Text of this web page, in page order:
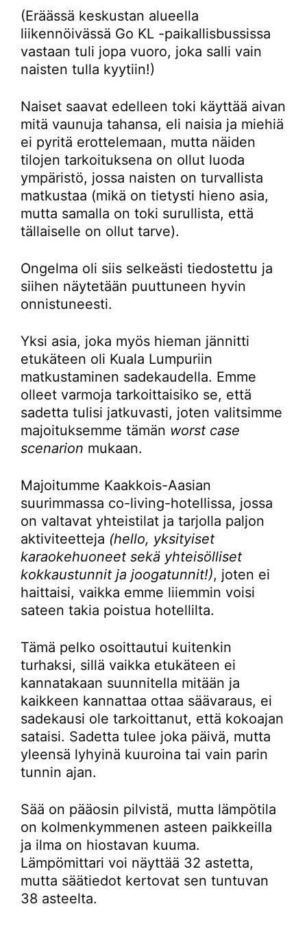
(Eräässä keskustan alueella
liikennöivässä Go KL -paikallisbussissa
vastaan tuli jopa vuoro, joka salli vain
naisten tulla kyytiin!)
Naiset saavat edelleen toki käyttää aivan
mitä vaunuja tahansa, eli naisia ja miehiä
ei pyritä erottelemaan, mutta näiden
tilojen tarkoituksena on ollut luoda
ympäristö, jossa naisten on turvallista
matkustaa (mikä on tietysti hieno asia,
mutta samalla on toki surullista, että
tällaiselle on ollut tarve).
Ongelma oli siis selkeästi tiedostettu ja
siihen näytetään puuttuneen hyvin
onnistuneesti.
Yksi asia, joka myös hieman jännitti
etukäteen oli Kuala Lumpuriin
matkustaminen sadekaudella. Emme
olleet varmoja tarkoittaisiko se, että
sadetta tulisi jatkuvasti, joten valitsimme
majoituksemme tämän worst case
scenarion mukaan.
Majoitumme Kaakkois-Aasian
suurimmassa co-living-hotellissa, jossa
on valtavat yhteistilat ja tarjolla paljon
aktiviteetteja (hello, yksityiset
karaokehuoneet sekä yhteisölliset
kokkaustunnit ja joogatunnit!), joten ei
haittaisi, vaikka emme liiemmin voisi
sateen takia poistua hotellilta.
Tämä pelko osoittautui kuitenkin
turhaksi, sillä vaikka etukäteen ei
kannatakaan suunnitella mitään ja
kaikkeen kannattaa ottaa säävaraus, ei
sadekausi ole tarkoittanut, että kokoajan
sataisi. Sadetta tulee joka päivä, mutta
yleensä lyhyinä kuuroina tai vain parin
tunnin ajan.
Sää on pääosin pilvistä, mutta lämpötila
on kolmenkymmenen asteen paikkeilla
ja ilma on hiostavan kuuma.
Lämpömittari voi näyttää 32 astetta,
mutta säätiedot kertovat sen tuntuvan
38 asteelta.